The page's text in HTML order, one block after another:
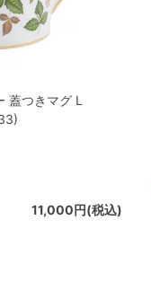
蓋つきマグ L
11,000円(税込)